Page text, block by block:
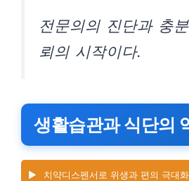
전문의의 진단과 충
뢰의 시작이다.
생활습관과 식단의
▶️ 치약디스펜서로 위생과 편의 극대화